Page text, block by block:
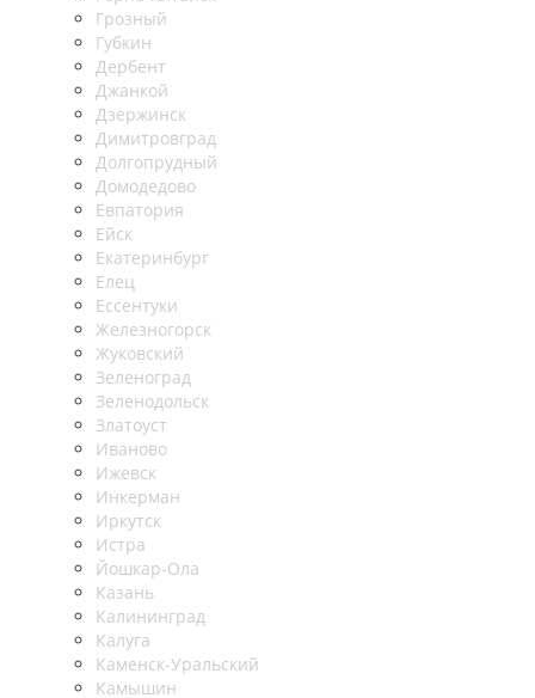
Грозный
Губкин
Дербент
Джанкой
Дзержинск
Димитровград
Долгопрудный
Домодедово
Евпатория
Ейск
Екатеринбург
Елец
Ессентуки
Железногорск
Жуковский
Зеленоград
Зеленодольск
Златоуст
Иваново
Ижевск
Инкерман
Иркутск
Истра
Йошкар-Ола
Казань
Калининград
Калуга
Каменск-Уральский
Камышин